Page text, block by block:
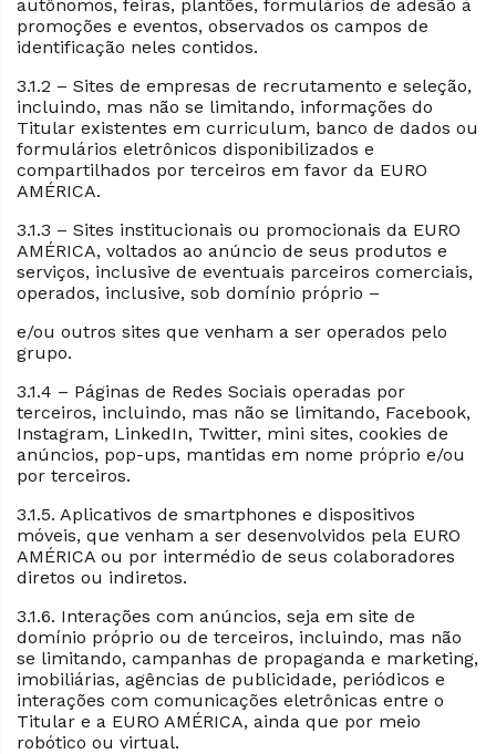
autônomos, feiras, plantões, formulários de adesão à
promoções e eventos, observados os campos de
identificação neles contidos.
3.1.2 – Sites de empresas de recrutamento e seleção,
incluindo, mas não se limitando, informações do
Titular existentes em curriculum, banco de dados ou
formulários eletrônicos disponibilizados e
compartilhados por terceiros em favor da EURO
AMÉRICA.
3.1.3 – Sites institucionais ou promocionais da EURO
AMÉRICA, voltados ao anúncio de seus produtos e
serviços, inclusive de eventuais parceiros comerciais,
operados, inclusive, sob domínio próprio –
e/ou outros sites que venham a ser operados pelo
grupo.
3.1.4 – Páginas de Redes Sociais operadas por
terceiros, incluindo, mas não se limitando, Facebook,
Instagram, LinkedIn, Twitter, mini sites, cookies de
anúncios, pop-ups, mantidas em nome próprio e/ou
por terceiros.
3.1.5. Aplicativos de smartphones e dispositivos
móveis, que venham a ser desenvolvidos pela EURO
AMÉRICA ou por intermédio de seus colaboradores
diretos ou indiretos.
3.1.6. Interações com anúncios, seja em site de
domínio próprio ou de terceiros, incluindo, mas não
se limitando, campanhas de propaganda e marketing,
imobiliárias, agências de publicidade, periódicos e
interações com comunicações eletrônicas entre o
Titular e a EURO AMÉRICA, ainda que por meio
robótico ou virtual.